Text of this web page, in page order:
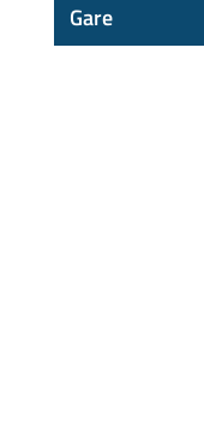
Gare